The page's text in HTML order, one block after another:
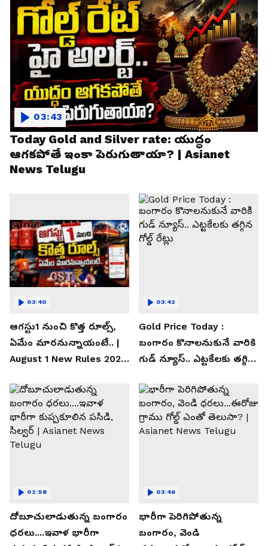
Today Gold and Silver rate: యుద్ధం
ఆగకపోతే ఇంకా పెరుగుతాయా? | Asianet
News Telugu
03:43
ఆగస్టు1 నుంచి కొత్త రూల్స్,
ఏమేం మారనున్నాయంటే.. |
August 1 New Rules 2026
03:40
Gold Price Today :
బంగారం కొనాలనుకునే వారికి
గుడ్ న్యూస్.. ఎట్టకేలకు తగ్గిన
03:42
దోబూచులాడుతున్న బంగారం
ధరలు....ఇవాళ భారీగా
02:58
భారీగా పెరిగిపోతున్న
బంగారం, వెండి
03:46